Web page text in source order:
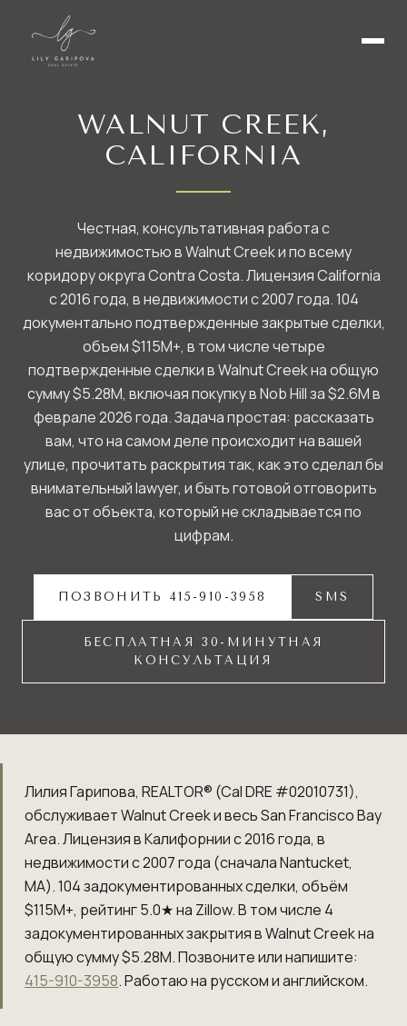
WALNUT CREEK,
CALIFORNIA
Честная, консультативная работа с
недвижимостью в Walnut Creek и по всему
коридору округа Contra Costa. Лицензия California
с 2016 года, в недвижимости с 2007 года. 104
документально подтвержденные закрытые сделки,
объем$115M+, в том числе четыре
подтвержденные сделки в Walnut Creek на общую
сумму $5.28M, включая покупку в Nob Hill за $2.6M в
феврале 2026 года. Задача простая: рассказать
вам, что на самом деле происходит на вашей
улице, прочитать раскрытия так, как это сделал бы
внимательный lawyer, и быть готовой отговорить
вас от объекта, который не складывается по
цифрам.
ПОЗВОНИТЬ 415-910-3958 SMS
БЕСПЛАТНАЯ 30-МИНУТНАЯ
КОНСУЛЬТАЦИЯ
Лилия Гарипова, REALTOR® (Cal DRE #02010731),
обслуживает Walnut Creek и весь San Francisco Bay
Area. Лицензия в Калифорнии с 2016 года, в
недвижимости с 2007 года (сначала Nantucket,
MA).104задокументированных сделки, объём
$115M+, рейтинг 5.0★ на Zillow. В том числе 4
задокументированных закрытия в Walnut Creek на
общую сумму $5.28M. Позвоните или напишите:
415-910-3958. Работаю на русском и английском.